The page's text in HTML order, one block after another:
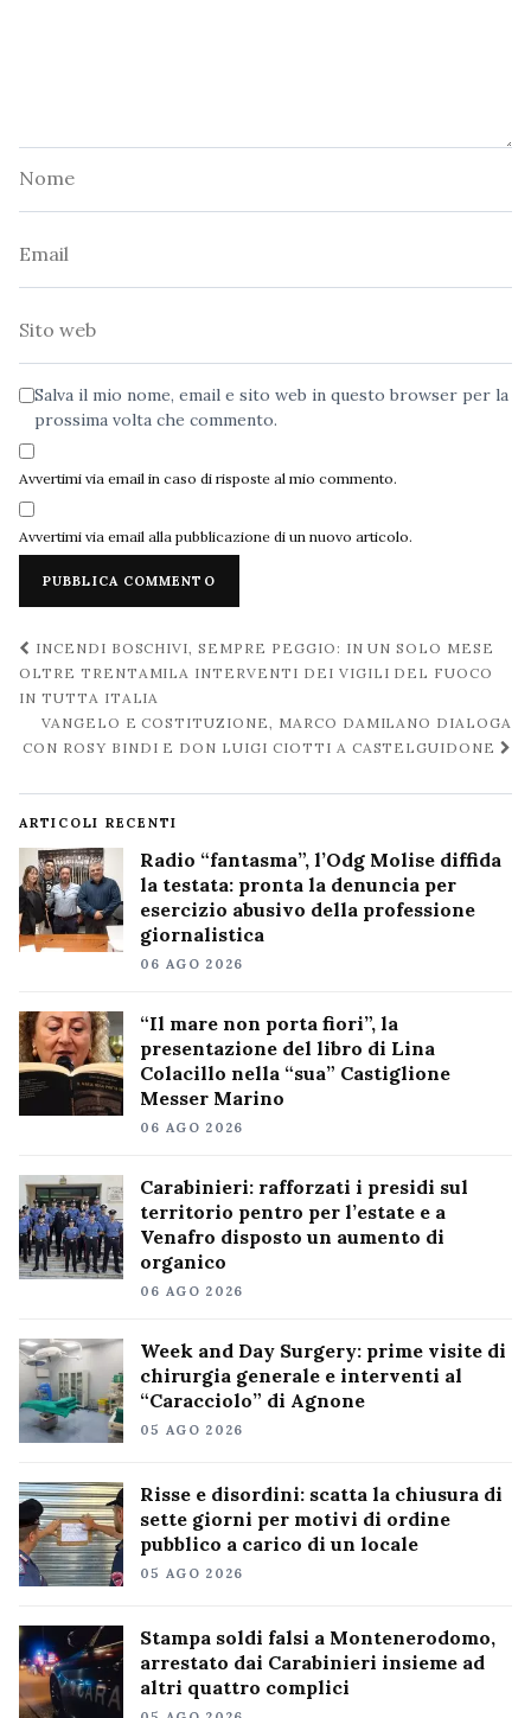
Salva il mio nome, email e sito web in questo browser per la
prossima volta che commento.
Avvertimi via email in caso di risposte al mio commento.
Avvertimi via email alla pubblicazione di un nuovo articolo.
Navigazione
post
INCENDI BOSCHIVI, SEMPRE PEGGIO: IN UN SOLO MESE
OLTRE TRENTAMILA INTERVENTI DEI VIGILI DEL FUOCO
IN TUTTA ITALIA
VANGELO E COSTITUZIONE, MARCO DAMILANO DIALOGA
CON ROSY BINDI E DON LUIGI CIOTTI A CASTELGUIDONE
ARTICOLI RECENTI
Radio “fantasma”, l’Odg Molise diffida
la testata: pronta la denuncia per
esercizio abusivo della professione
giornalistica
06 AGO 2026
“Il mare non porta fiori”, la
presentazione del libro di Lina
Colacillo nella “sua” Castiglione
Messer Marino
06 AGO 2026
Carabinieri: rafforzati i presidi sul
territorio pentro per l’estate e a
Venafro disposto un aumento di
organico
06 AGO 2026
Week and Day Surgery: prime visite di
chirurgia generale e interventi al
“Caracciolo” di Agnone
05 AGO 2026
Risse e disordini: scatta la chiusura di
sette giorni per motivi di ordine
pubblico a carico di un locale
05 AGO 2026
Stampa soldi falsi a Montenerodomo,
arrestato dai Carabinieri insieme ad
altri quattro complici